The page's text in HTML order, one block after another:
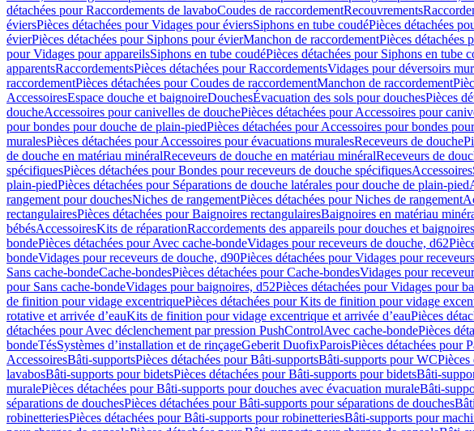
détachées pour Raccordements de lavaboCoudes de raccordementRecouvrements
éviersPièces détachées pour Vidages pour éviersSiphons en tube coudéPièces détachées
évierPièces détachées pour Siphons pour évierManchon de raccordementPièces détachées
pour Vidages pour appareilsSiphons en tube coudéPièces détachées pour Siphons en tube
apparentsRaccordementsPièces détachées pour RaccordementsVidages pour déversoirs
raccordementPièces détachées pour Coudes de raccordementManchon de raccordement
AccessoiresEspace douche et baignoireDouchesÉvacuation des sols pour douchesPièces
doucheAccessoires pour canivelles de douchePièces détachées pour Accessoires pour
pour bondes pour douche de plain-piedPièces détachées pour Accessoires pour bondes
muralesPièces détachées pour Accessoires pour évacuations muralesReceveurs de douche
de douche en matériau minéralReceveurs de douche en matériau minéralReceveurs de
spécifiquesPièces détachées pour Bondes pour receveurs de douche spécifiquesAccessoires
plain-piedPièces détachées pour Séparations de douche latérales pour douche de plain-pied
rangement pour douchesNiches de rangementPièces détachées pour Niches de rangement
rectangulairesPièces détachées pour Baignoires rectangulairesBaignoires en matériau
bébésAccessoiresKits de réparationRaccordements des appareils pour douches et baignoires
bondePièces détachées pour Avec cache-bondeVidages pour receveurs de douche, d62
bondeVidages pour receveurs de douche, d90Pièces détachées pour Vidages pour
Sans cache-bondeCache-bondesPièces détachées pour Cache-bondesVidages pour
pour Sans cache-bondeVidages pour baignoires, d52Pièces détachées pour Vidages pour
de finition pour vidage excentriquePièces détachées pour Kits de finition pour vidage
rotative et arrivée d’eauKits de finition pour vidage excentrique et arrivée d’eauPièces
détachées pour Avec déclenchement par pression PushControlAvec cache-bondePièces
bondeTésSystèmes d’installation et de rinçageGeberit DuofixParoisPièces détachées pour
AccessoiresBâti-supportsPièces détachées pour Bâti-supportsBâti-supports pour WC
lavabosBâti-supports pour bidetsPièces détachées pour Bâti-supports pour bidetsBâti-
muralePièces détachées pour Bâti-supports pour douches avec évacuation muraleBâti-
séparations de douchesPièces détachées pour Bâti-supports pour séparations de douches
robinetteriesPièces détachées pour Bâti-supports pour robinetteriesBâti-supports pour